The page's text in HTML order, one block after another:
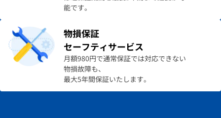
能です。
物損保証
セーフティサービス
月額980円で通常保証では対応できない
物損故障も、
最大5年間保証いたします。